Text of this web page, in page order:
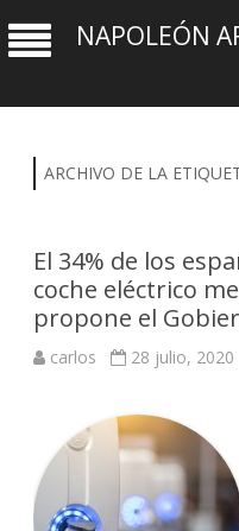
NAPOLEÓN
ARCHIVO DE LA
El 34% de los
coche eléctrico
propone el
carlos 28 julio, 2020